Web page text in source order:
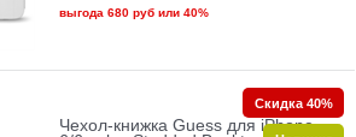
выгода 680 рубили 40%
Чехол-книжка Guess для iPhone
Скидка 40%